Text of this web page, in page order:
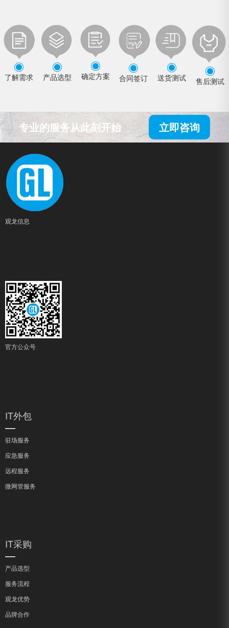
了解需求 产品选型 确定方案 合同签订 送货测试 售后测试
专业的服务从此刻开始 立即咨询
观龙信息
官方公众号
IT外包
驻场服务
应急服务
远程服务
微网管服务
IT采购
产品选型
服务流程
观龙优势
品牌合作